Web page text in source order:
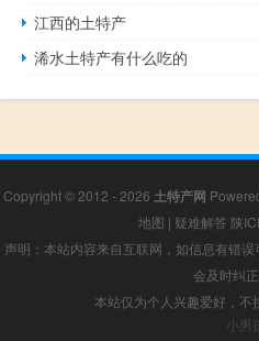
江西的土特产
浠水土特产有什么吃的
Copyright © 2012 - 2026 土特产网
地图 | 疑难解答 陕
声明：本站内容来自互联网，如信息有错
会及时纠
本站仅为个人兴趣爱好，不
小男